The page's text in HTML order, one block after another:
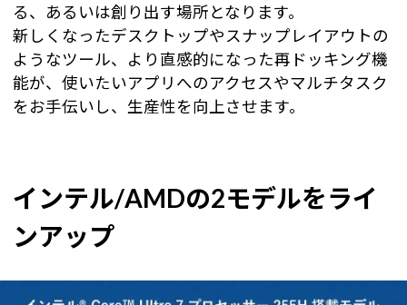
る、あるいは創り出す場所となります。
新しくなったデスクトップやスナップレイアウトの
ようなツール、より直感的になった再ドッキング機
能が、使いたいアプリへのアクセスやマルチタスク
をお手伝いし、生産性を向上させます。
インテル/AMDの2モデルをライ
ンアップ